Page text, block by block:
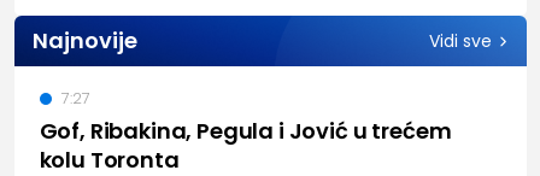
Najnovije Vidi sve
Gof, Ribakina, Pegula i Jović u trećem
kolu Toronta
7:27